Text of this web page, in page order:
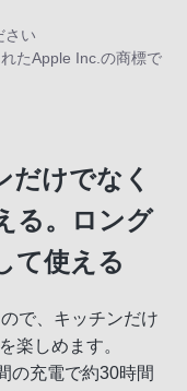
さい
たApple Inc.の商標で
だけでなく
る。ロング
て使える
で、キッチンだけ
楽しめます。
の充電で約30時間